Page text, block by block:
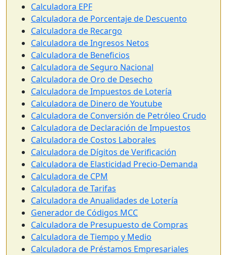
Calculadora EPF
Calculadora de Porcentaje de Descuento
Calculadora de Recargo
Calculadora de Ingresos Netos
Calculadora de Beneficios
Calculadora de Seguro Nacional
Calculadora de Oro de Desecho
Calculadora de Impuestos de Lotería
Calculadora de Dinero de Youtube
Calculadora de Conversión de Petróleo Crudo
Calculadora de Declaración de Impuestos
Calculadora de Costos Laborales
Calculadora de Dígitos de Verificación
Calculadora de Elasticidad Precio-Demanda
Calculadora de CPM
Calculadora de Tarifas
Calculadora de Anualidades de Lotería
Generador de Códigos MCC
Calculadora de Presupuesto de Compras
Calculadora de Tiempo y Medio
Calculadora de Préstamos Empresariales